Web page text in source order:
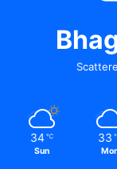
34 ℃
Sun
33